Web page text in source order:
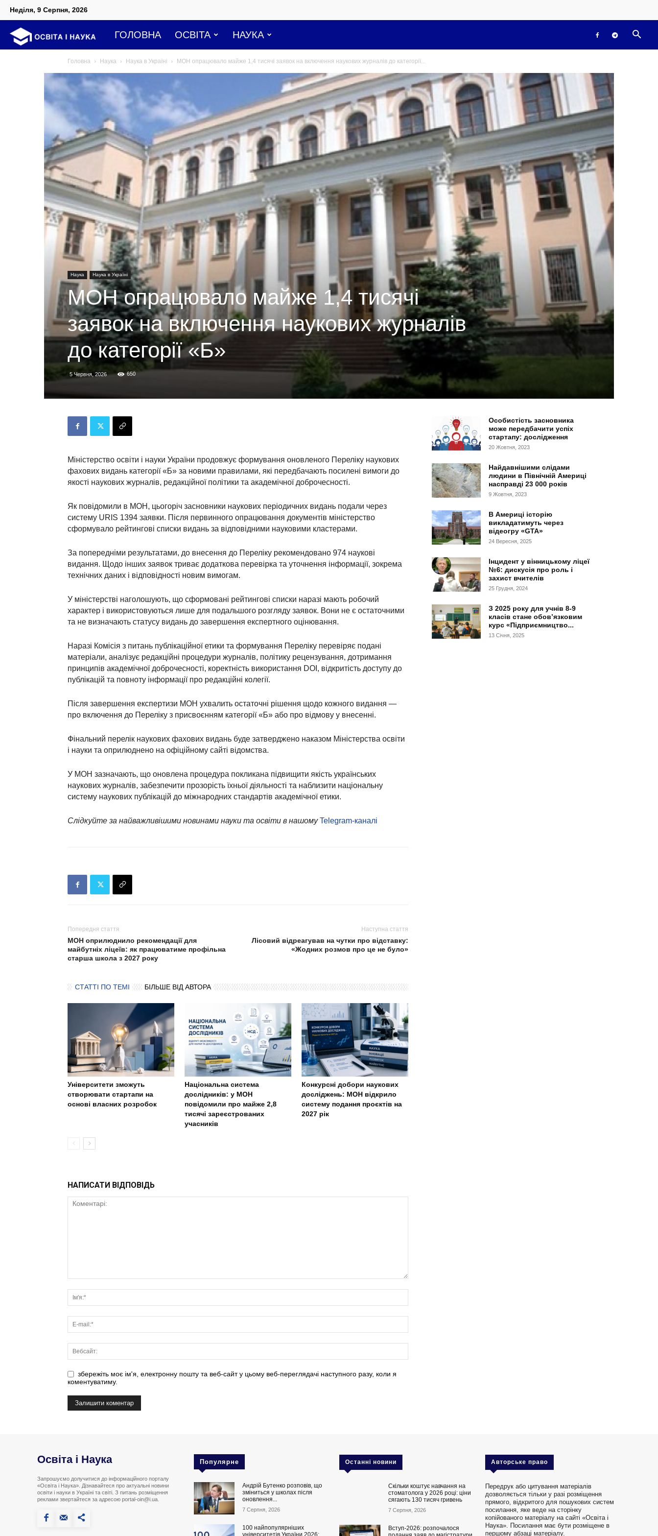
Неділя, 9 Серпня, 2026
Освіта
і
наука
ГОЛОВНА ОСВІТА НАУКА
Головна Наука Наука в Україні МОН опрацювало майже 1,4 тисячі заявок на включення наукових журналів до категорії...
Наука Наука в Україні
МОН опрацювало майже 1,4 тисячі
заявок на включення наукових журналів
до категорії «Б»
5 Червня, 2026 650
Міністерство освіти і науки України продовжує формування оновленого Переліку наукових
фахових видань категорії «Б» за новими правилами, які передбачають посилені вимоги до
якості наукових журналів, редакційної політики та академічної доброчесності.
Як повідомили в МОН, цьогоріч засновники наукових періодичних видань подали через
систему URIS 1394 заявки. Після первинного опрацювання документів міністерство
сформувало рейтингові списки видань за відповідними науковими кластерами.
За попередніми результатами, до внесення до Переліку рекомендовано 974 наукові
видання. Щодо інших заявок триває додаткова перевірка та уточнення інформації, зокрема
технічних даних і відповідності новим вимогам.
У міністерстві наголошують, що сформовані рейтингові списки наразі мають робочий
характер і використовуються лише для подальшого розгляду заявок. Вони не є остаточними
та не визначають статусу видань до завершення експертного оцінювання.
Наразі Комісія з питань публікаційної етики та формування Переліку перевіряє подані
матеріали, аналізує редакційні процедури журналів, політику рецензування, дотримання
принципів академічної доброчесності, коректність використання DOI, відкритість доступу до
публікацій та повноту інформації про редакційні колегії.
Після завершення експертизи МОН ухвалить остаточні рішення щодо кожного видання —
про включення до Переліку з присвоєнням категорії «Б» або про відмову у внесенні.
Фінальний перелік наукових фахових видань буде затверджено наказом Міністерства освіти
і науки та оприлюднено на офіційному сайті відомства.
У МОН зазначають, що оновлена процедура покликана підвищити якість українських
наукових журналів, забезпечити прозорість їхньої діяльності та наблизити національну
систему наукових публікацій до міжнародних стандартів академічної етики.
Слідкуйте за найважливішими новинами науки та освіти в нашомуTelegram-каналі
Попередня стаття
МОН оприлюднило рекомендації для
майбутніх ліцеїв: як працюватиме профільна
старша школа з 2027 року
Наступна стаття
Лісовий відреагував на чутки про відставку:
«Жодних розмов про це не було»
СТАТТІ ПО ТЕМІ БІЛЬШЕ ВІД АВТОРА
Університети зможуть
створювати стартапи на
основі власних розробок
Національна система
дослідників: у МОН
повідомили про майже 2,8
тисячі зареєстрованих
учасників
Конкурсні добори наукових
досліджень: МОН відкрило
систему подання проєктів на
2027 рік
НАПИСАТИ ВІДПОВІДЬ
збережіть моє ім'я, електронну пошту та веб-сайт у цьому веб-переглядачі наступного разу, коли я
коментуватиму.
Особистість засновника
може передбачити успіх
стартапу: дослідження
20 Жовтня, 2023
Найдавнішими слідами
людини в Північній Америці
насправді 23 000 років
9 Жовтня, 2023
В Америці історію
викладатимуть через
відеогру «GTA»
24 Вересня, 2025
Інцидент у вінницькому ліцеї
№6: дискусія про роль і
захист вчителів
25 Грудня, 2024
З 2025 року для учнів 8-9
класів стане обов’язковим
курс «Підприємництво...
13 Січня, 2025
Освіта і Наука
Запрошуємо долучитися до інформаційного порталу
«Освіта і Наука». Дізнавайтеся про актуальні новини
освіти і науки в Україні та світі. З питань розміщення
реклами звертайтеся за адресою portal-oin@i.ua.
Популярне
Андрій Бутенко розповів, що
зміниться у школах після
оновлення...
7 Серпня, 2026
100 найпопулярніших
Останні новини
Скільки коштує навчання на
стоматолога у 2026 році: ціни
сягають 130 тисяч гривень
7 Серпня, 2026
Вступ-2026: розпочалося
Авторське право
Передрук або цитування матеріалів
дозволяється тільки у разі розміщення
прямого, відкритого для пошукових систем
посилання, яке веде на сторінку
копійованого матеріалу на сайті «Освіта і
Наука». Посилання має бути розміщене в
першому абзаці матеріалу.